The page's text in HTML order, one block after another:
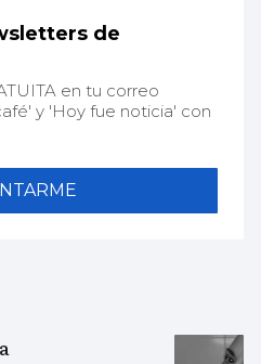
de
en tu correo
y 'Hoy fue noticia' con